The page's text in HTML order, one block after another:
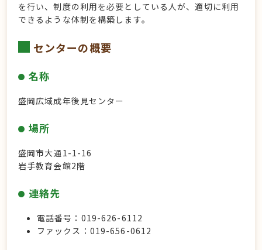
を行い、制度の利用を必要としている人が、適切に利用
できるような体制を構築します。
センターの概要
名称
盛岡広域成年後見センター
場所
盛岡市大通1-1-16
岩手教育会館2階
連絡先
電話番号：019-626-6112
ファックス：019-656-0612